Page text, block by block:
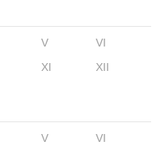
V
VI
XI XII
V
VI